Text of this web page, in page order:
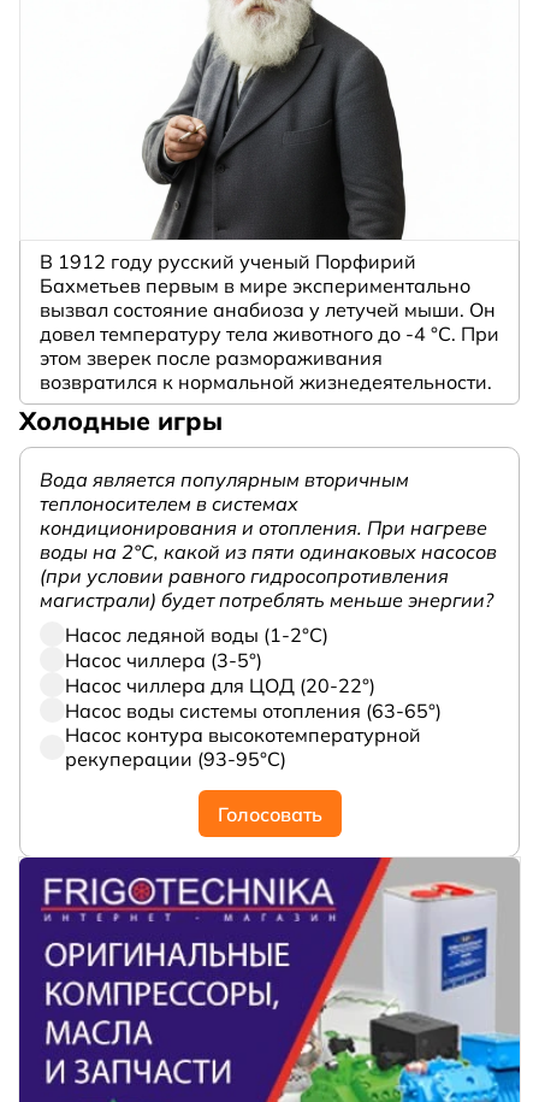
В 1912 году русский ученый Порфирий
Бахметьев первым в мире экспериментально
вызвал состояние анабиоза у летучей мыши. Он
довел температуру тела животного до -4 °C. При
этом зверек после размораживания
возвратился к нормальной жизнедеятельности.
Холодные игры
Вода является популярным вторичным
теплоносителем в системах
кондиционирования и отопления. При нагреве
воды на 2°С, какой из пяти одинаковых насосов
(при условии равного гидросопротивления
магистрали) будет потреблять меньше энергии?
Насос ледяной воды (1-2°С)
Насос чиллера (3-5°)
Насос чиллера для ЦОД (20-22°)
Насос воды системы отопления (63-65°)
Насос контура высокотемпературной
рекуперации (93-95°С)
Голосовать